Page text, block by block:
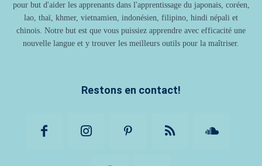
pour but d'aider les apprenants dans l'apprentissage du japonais, coréen,
lao, thaï, khmer, vietnamien, indonésien, filipino, hindi népali et
chinois. Notre but est que vous puissiez apprendre avec efficacité une
nouvelle langue et y trouver les meilleurs outils pour la maîtriser.
Restons en contact!